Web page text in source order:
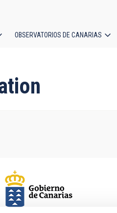
OBSERVATORIOS DE CANARIAS